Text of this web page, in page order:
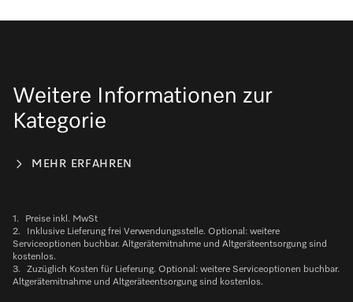
Weitere Informationen zur
Kategorie
MEHR ERFAHREN
1.
Preise inkl. MwSt
2.
Inklusive Lieferung frei Verwendungsstelle. Optional: weitere
Serviceoptionen buchbar. Altgerätemitnahme und Altgeräteentsorgung sind
kostenlos.
3.
Zuzüglich Kosten für Lieferung. Optional: weitere Serviceoptionen buchbar.
Altgerätemitnahme und Altgeräteentsorgung sind kostenlos.